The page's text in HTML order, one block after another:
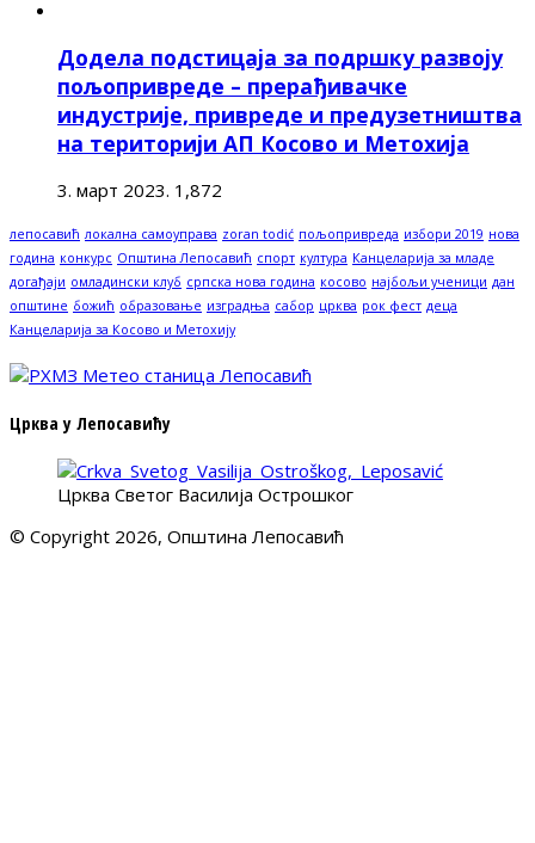
Додела подстицаја за подршку развоју
пољопривреде – прерађивачке
индустрије, привреде и предузетништва
на територији АП Косово и Метохија
3. март 2023. 1,872
лепосавић локална самоуправа zoran todić пољопривреда избори 2019 нова
година конкурс Општина Лепосавић спорт култура Канцеларија за младе
догађаји омладински клуб српска нова година косово најбољи ученици дан
општине божић образовање изградња сабор црква рок фест деца
Канцеларија за Косово и Метохију
Црква у Лепосавићу
Црква Светог Василија Острошког
© Copyright 2026, Општина Лепосавић